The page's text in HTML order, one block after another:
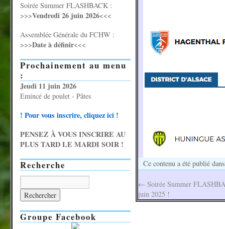
Ce contenu a été publié
← Soirée Summer
juin 2025 !
Soirée Summer FLASHBACK :
>>>Vendredi 26 juin 2026<<<
Assemblée Générale du FCHW :
>>>Date à définir<<<
Prochainement au menu
:
Jeudi 11 juin 2026
Emincé de poulet - Pâtes
! Pour vous inscrire, cliquez ici !
PENSEZ À VOUS INSCRIRE AU
PLUS TARD LE MARDI SOIR !
Recherche
Groupe Facebook